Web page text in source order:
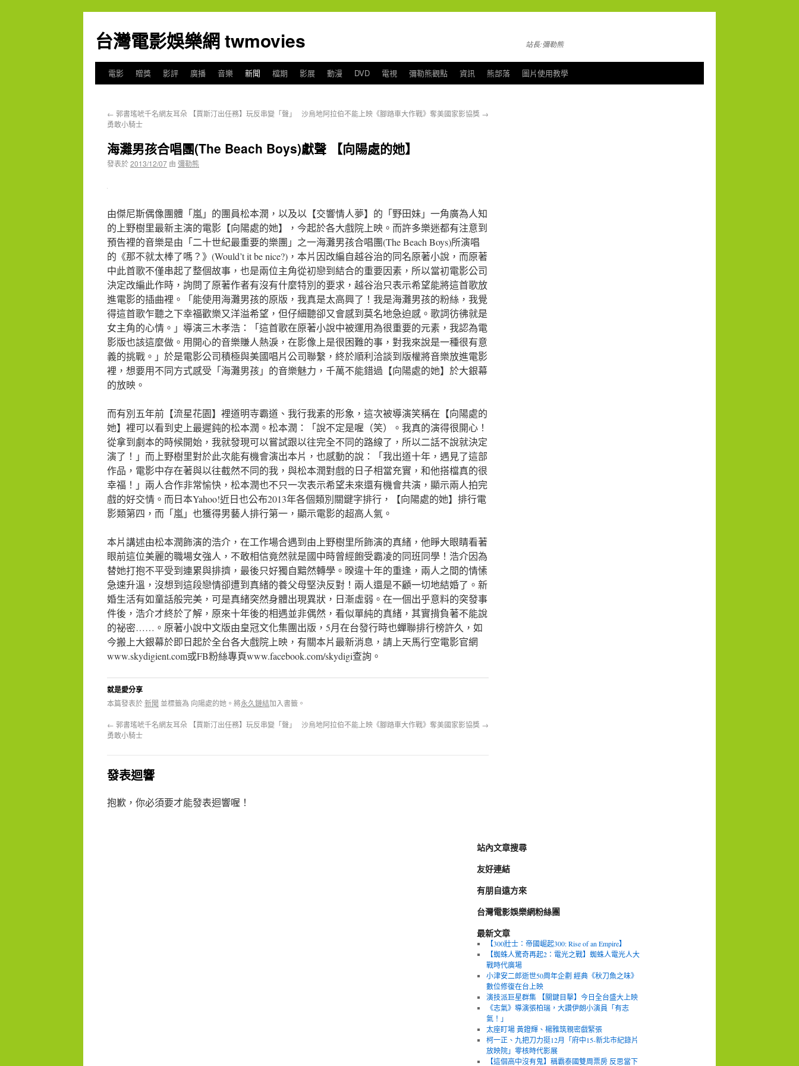
台灣電影娛樂網 twmovies 站長:彌勒熊
電影 贈獎 影評 廣播 音樂 新聞 檔期 影展 動漫 DVD 電視 彌勒熊觀點 資訊 熊部落 圖片使用教學
← 郭書瑤唬千名網友耳朵 【賈斯汀出任務】玩反串變「聲」
勇敢小騎士
沙烏地阿拉伯不能上映《腳踏車大作戰》奪美國家影協獎 →
海灘男孩合唱團(The Beach Boys)獻聲 【向陽處的她】
發表於2013/12/07 由 彌勒熊
由傑尼斯偶像團體「嵐」的團員松本潤，以及以【交響情人夢】的「野田妹」一角廣為人知
的上野樹里最新主演的電影【向陽處的她】，今起於各大戲院上映。而許多樂迷都有注意到
預告裡的音樂是由「二十世紀最重要的樂團」之一海灘男孩合唱團(The Beach Boys)所演唱
的《那不就太棒了嗎？》(Would’t it be nice?)，本片因改編自越谷治的同名原著小說，而原著
中此首歌不僅串起了整個故事，也是兩位主角從初戀到結合的重要因素，所以當初電影公司
決定改編此作時，詢問了原著作者有沒有什麼特別的要求，越谷治只表示希望能將這首歌放
進電影的插曲裡。「能使用海灘男孩的原版，我真是太高興了！我是海灘男孩的粉絲，我覺
得這首歌乍聽之下幸福歡樂又洋溢希望，但仔細聽卻又會感到莫名地急迫感。歌詞彷彿就是
女主角的心情。」導演三木孝浩：「這首歌在原著小說中被運用為很重要的元素，我認為電
影版也該這麼做。用開心的音樂賺人熱淚，在影像上是很困難的事，對我來說是一種很有意
義的挑戰。」於是電影公司積極與美國唱片公司聯繫，終於順利洽談到版權將音樂放進電影
裡，想要用不同方式感受「海灘男孩」的音樂魅力，千萬不能錯過【向陽處的她】於大銀幕
的放映。
而有別五年前【流星花園】裡道明寺霸道、我行我素的形象，這次被導演笑稱在【向陽處的
她】裡可以看到史上最遲鈍的松本潤。松本潤：「說不定是喔（笑）。我真的演得很開心！
從拿到劇本的時候開始，我就發現可以嘗試跟以往完全不同的路線了，所以二話不說就決定
演了！」而上野樹里對於此次能有機會演出本片，也感動的說：「我出道十年，遇見了這部
作品，電影中存在著與以往截然不同的我，與松本潤對戲的日子相當充實，和他搭檔真的很
幸福！」兩人合作非常愉快，松本潤也不只一次表示希望未來還有機會共演，顯示兩人拍完
戲的好交情。而日本Yahoo!近日也公布2013年各個類別關鍵字排行，【向陽處的她】排行電
影類第四，而「嵐」也獲得男藝人排行第一，顯示電影的超高人氣。
本片講述由松本潤飾演的浩介，在工作場合遇到由上野樹里所飾演的真緒，他睜大眼睛看著
眼前這位美麗的職場女強人，不敢相信竟然就是國中時曾經飽受霸凌的同班同學！浩介因為
替她打抱不平受到連累與排擠，最後只好獨自黯然轉學。暌違十年的重逢，兩人之間的情愫
急速升溫，沒想到這段戀情卻遭到真緒的養父母堅決反對！兩人還是不顧一切地結婚了。新
婚生活有如童話般完美，可是真緒突然身體出現異狀，日漸虛弱。在一個出乎意料的突發事
件後，浩介才終於了解，原來十年後的相遇並非偶然，看似單純的真緒，其實揹負著不能說
的祕密……。原著小說中文版由皇冠文化集團出版，5月在台發行時也蟬聯排行榜許久，如
今搬上大銀幕於即日起於全台各大戲院上映，有關本片最新消息，請上天馬行空電影官網
www.skydigient.com或FB粉絲專頁www.facebook.com/skydigi查詢。
就是愛分享
本篇發表於新聞 並標籤為 向陽處的她。將永久鏈結加入書籤。
← 郭書瑤唬千名網友耳朵 【賈斯汀出任務】玩反串變「聲」
勇敢小騎士
沙烏地阿拉伯不能上映《腳踏車大作戰》奪美國家影協獎 →
發表迴響
抱歉，你必須要才能發表迴響喔！
站內文章搜尋
友好連結
有朋自遠方來
台灣電影娛樂網粉絲團
最新文章
【300壯士：帝國崛起300: Rise of an Empire】
【蜘蛛人驚奇再起2：電光之戰】蜘蛛人電光人大
戰時代廣場
小津安二郎逝世50周年企劃 經典《秋刀魚之味》
數位修復在台上映
演技派巨星群集 【關鍵目擊】今日全台盛大上映
《志氣》導演張柏瑞，大讚伊朗小演員「有志
氣！」
太座盯場 黃鐙輝、楊雅筑親密戲緊張
柯一正、九把刀力挺12月「府中15-新北市紀錄片
放映院」零核時代影展
【這個高中沒有鬼】稱霸泰國雙周票房 反思當下